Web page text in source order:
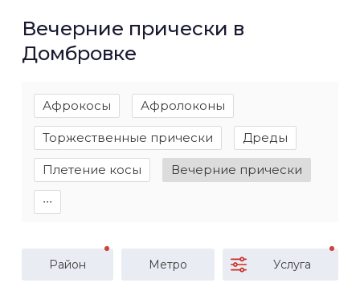
Вечерние прически в
Домбровке
Афрокосы Афролоконы
Торжественные прически Дреды
Плетение косы Вечерние прически
∙∙∙
Район Метро Услуга